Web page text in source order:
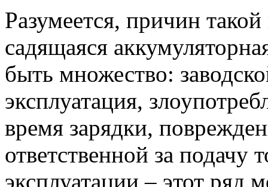
Разумеется, причин
садящаяся
быть множество:
эксплуатация,
время зарядки,
ответственной за подачу
эксплуатации – этот ряд